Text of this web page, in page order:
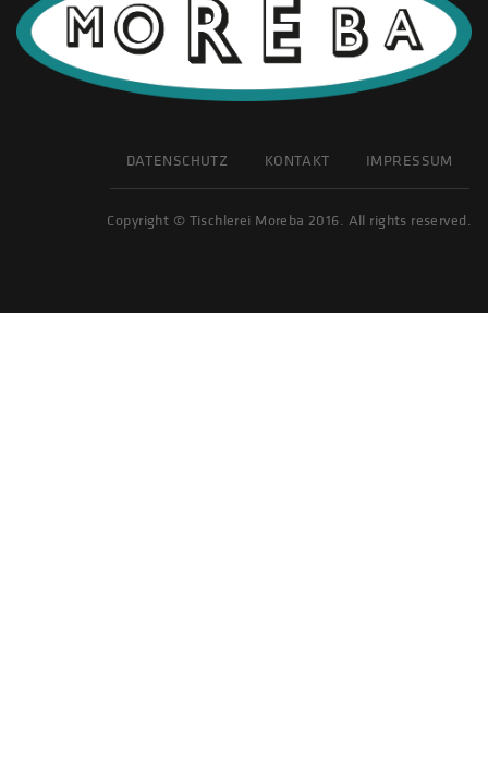
DATENSCHUTZ KONTAKT IMPRESSUM
Copyright © Tischlerei Moreba 2016. All rights reserved.